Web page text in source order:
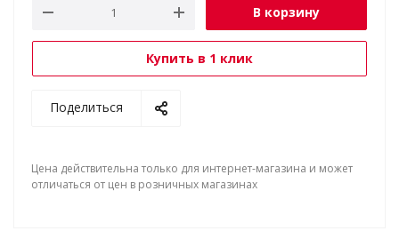
В корзину
Купить в 1 клик
Поделиться
Цена действительна только для интернет-магазина и может
отличаться от цен в розничных магазинах